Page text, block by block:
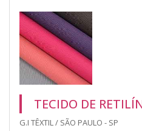
TECIDO DE
G.I TÊXTIL / SÃO PAULO - SP